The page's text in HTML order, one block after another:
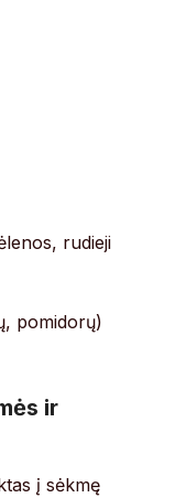
rudieji
pomidorų)
ir
į sėkmę